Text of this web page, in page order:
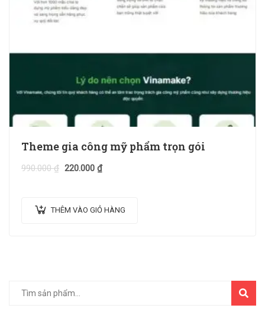
Theme gia công mỹ phẩm trọn gói
990.000₫ 220.000 ₫
THÊM VÀO GIỎ HÀNG
TÌM
KIẾM